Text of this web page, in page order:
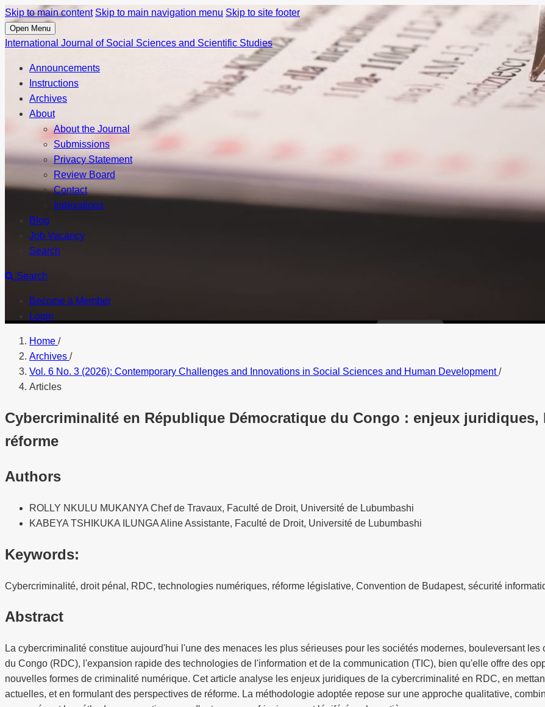
Skip to main content Skip to main navigation menu Skip to site footer
Open Menu
International Journal of Social Sciences and Scientific Studies
Announcements
Instructions
Archives
About
About the Journal
Submissions
Privacy Statement
Review Board
Contact
Indexations
Blog
Job Vacancy
Search
Search
Become a Member
Login
Home /
Archives /
Vol. 6 No. 3 (2026): Contemporary Challenges and Innovations in Social Sciences and Human Development/
Articles
Cybercriminalité en République Démocratique du Congo : enjeux
réforme
Authors
ROLLY NKULU MUKANYA Chef de Travaux, Faculté de Droit, Université de Lubumbashi
KABEYA TSHIKUKA ILUNGA AlineAssistante, Faculté de Droit, Université de Lubumbashi
Keywords:
Cybercriminalité, droit pénal, RDC, technologies numériques, réforme législative, Convention de Budapest, sécurité
Abstract
La cybercriminalité constitue aujourd'hui l'une des menaces les plus sérieuses pour les sociétés modernes, bouleversant
du Congo (RDC), l'expansion rapide des technologies de l'information et de la communication (TIC), bien qu'elle offre des
nouvelles formes de criminalité numérique. Cet article analyse les enjeux juridiques de la cybercriminalité en RDC, en
actuelles, et en formulant des perspectives de réforme. La méthodologie adoptée repose sur une approche qualitative,